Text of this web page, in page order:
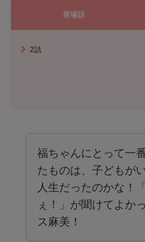
登場話
2話
福ちゃんにとって一
たものは、子どもが
人生だったのかな！
ぇ！」が聞けてよか
ス麻美！